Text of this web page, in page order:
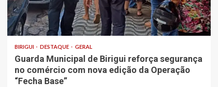
BIRIGUI DESTAQUE GERAL
Guarda Municipal de Birigui reforça segurança
no comércio com nova edição da Operação
“Fecha Base”